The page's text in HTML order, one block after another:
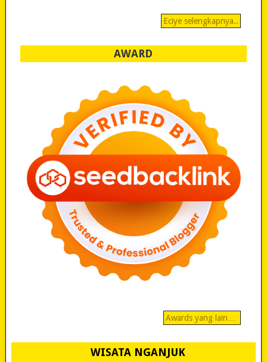
Eciye selengkapnya..
AWARD
Awards yang lain…
WISATA NGANJUK